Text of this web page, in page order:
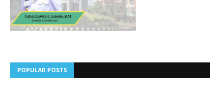
POPULAR POSTS